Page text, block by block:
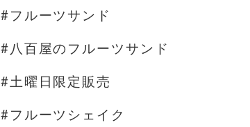
#フルーツサンド
#八百屋のフルーツサンド
#土曜日限定販売
#フルーツシェイク